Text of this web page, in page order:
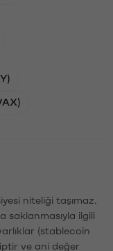
niteliği taşımaz.
saklanmasıyla ilgili
(stablecoin
ve ani değer